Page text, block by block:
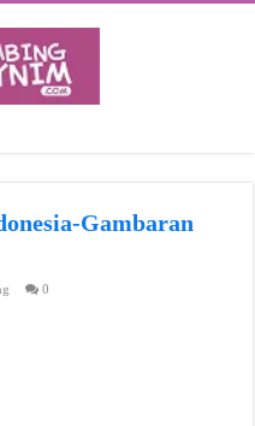
Gambaran
0